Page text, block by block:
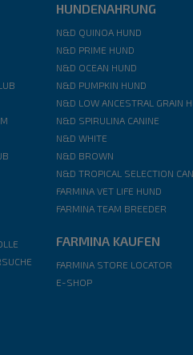
HUNDENAHRUNG
N&D QUINOA HUND
N&D PRIME HUND
N&D OCEAN HUND
N&D PUMPKIN HUND
N&D LOW ANCESTRAL GRAIN
N&D SPIRULINA CANINE
N&D WHITE
N&D BROWN
N&D TROPICAL SELECTION
FARMINA VET LIFE HUND
FARMINA TEAM BREEDER
FARMINA KAUFEN
FARMINA STORE LOCATOR
E-SHOP